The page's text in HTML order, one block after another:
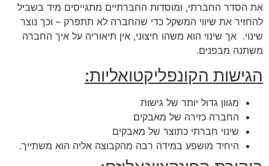
את הסדר החברתי, ומוסדות החברתיים מתגייסים מיד בשביל
להחזיר את שיווי המשקל כדי שהחברה לא תתפרק – וכך נוצר
שינוי. אך שינוי הוא משהו חיצוני, אין תיאוריה על איך החברה
משתנה מבפנים.
הגישות הקונפליקטואליות:
מגוון גדול יותר של גישות
החברה כזירה של מאבקים
שינוי חברתי כתוצר של מאבקים
היחיד מושפע במידה רבה מהקבוצה אליה הוא משתייך.